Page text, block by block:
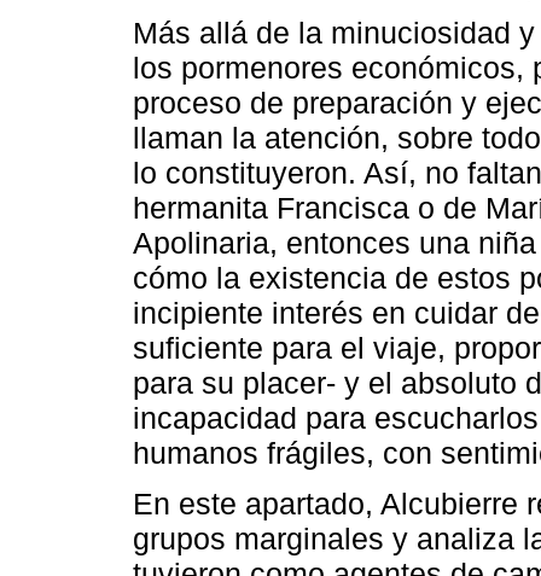
Más allá de la minuciosidad
los pormenores
proceso de preparación y
llaman la atención, sobre
lo constituyeron. Así, no
hermanita Francisca o de
Apolinaria, entonces una
cómo la existencia de estos
incipiente interés en cuidar
suficiente para el viaje,
para su placer- y el absoluto
incapacidad para
humanos frágiles, con
En este apartado, Alcubierre
grupos marginales y analiza